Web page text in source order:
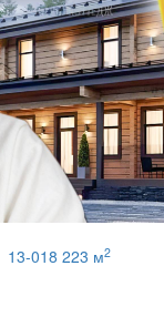
13-018 223 м2